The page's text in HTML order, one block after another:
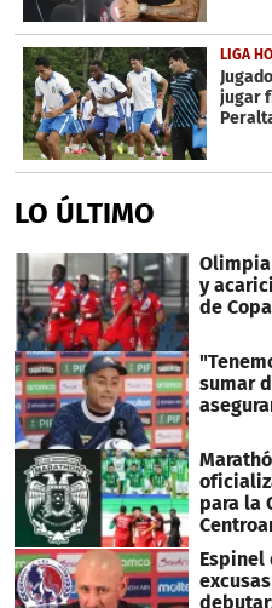
LIGA
jugar
LO ÚLTIMO
y
de
sumar
para la
Espinel